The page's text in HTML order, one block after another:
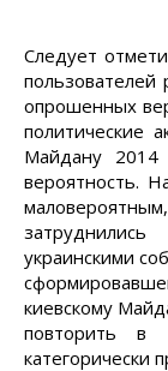
Следует
опрошенных
политические
Майдану 2014
вероятность.
украинскими
киевскому
повторить в
категорически